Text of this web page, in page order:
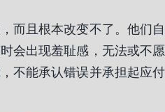
而且根本改变不了。他们自
会出现羞耻感，无法或不愿
不能承认错误并承担起应付